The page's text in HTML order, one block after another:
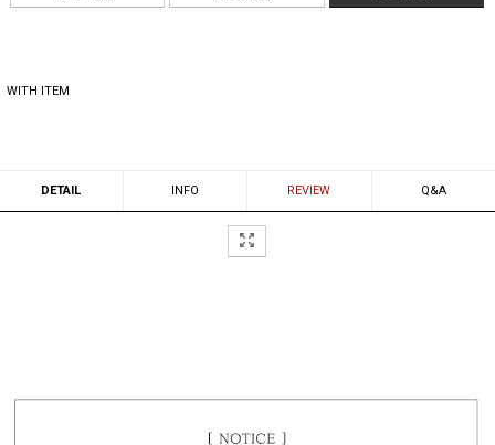
WITH ITEM
DETAIL INFO REVIEW Q&A